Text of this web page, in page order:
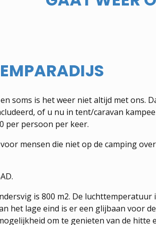
soms is het weer niet altijd met ons.
of u nu in tent/caravan
per persoon per keer.
mensen die niet op de camping
is 800 m2. De
het lage eind is er een glijbaan voor
om te genieten van de